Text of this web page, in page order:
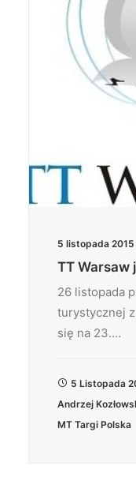
5 listopada 2015
TT Warsaw
26 listopada
turystycznej
się na 23.…
5 Listopada
Andrzej
MT Targi Polska